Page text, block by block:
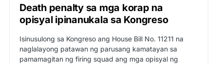
Death penalty sa mga korap na
opisyal ipinanukala sa Kongreso
Isinusulong sa Kongreso ang House Bill No. 11211 na
naglalayong patawan ng parusang kamatayan sa
pamamagitan ng firing squad ang mga opisyal ng